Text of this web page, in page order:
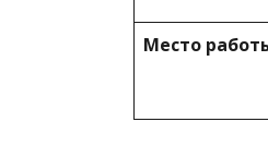
Место